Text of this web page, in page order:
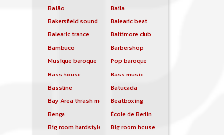
Baião
Baila
Bakersfield sound
Balearic beat
Balearic trance
Baltimore club
Bambuco
Barbershop
Musique baroque
Pop baroque
Bass house
Bass music
Bassline
Batucada
Bay Area thrash metal Beatboxing
Benga
École de Berlin
Big room hardstyle
Big room house